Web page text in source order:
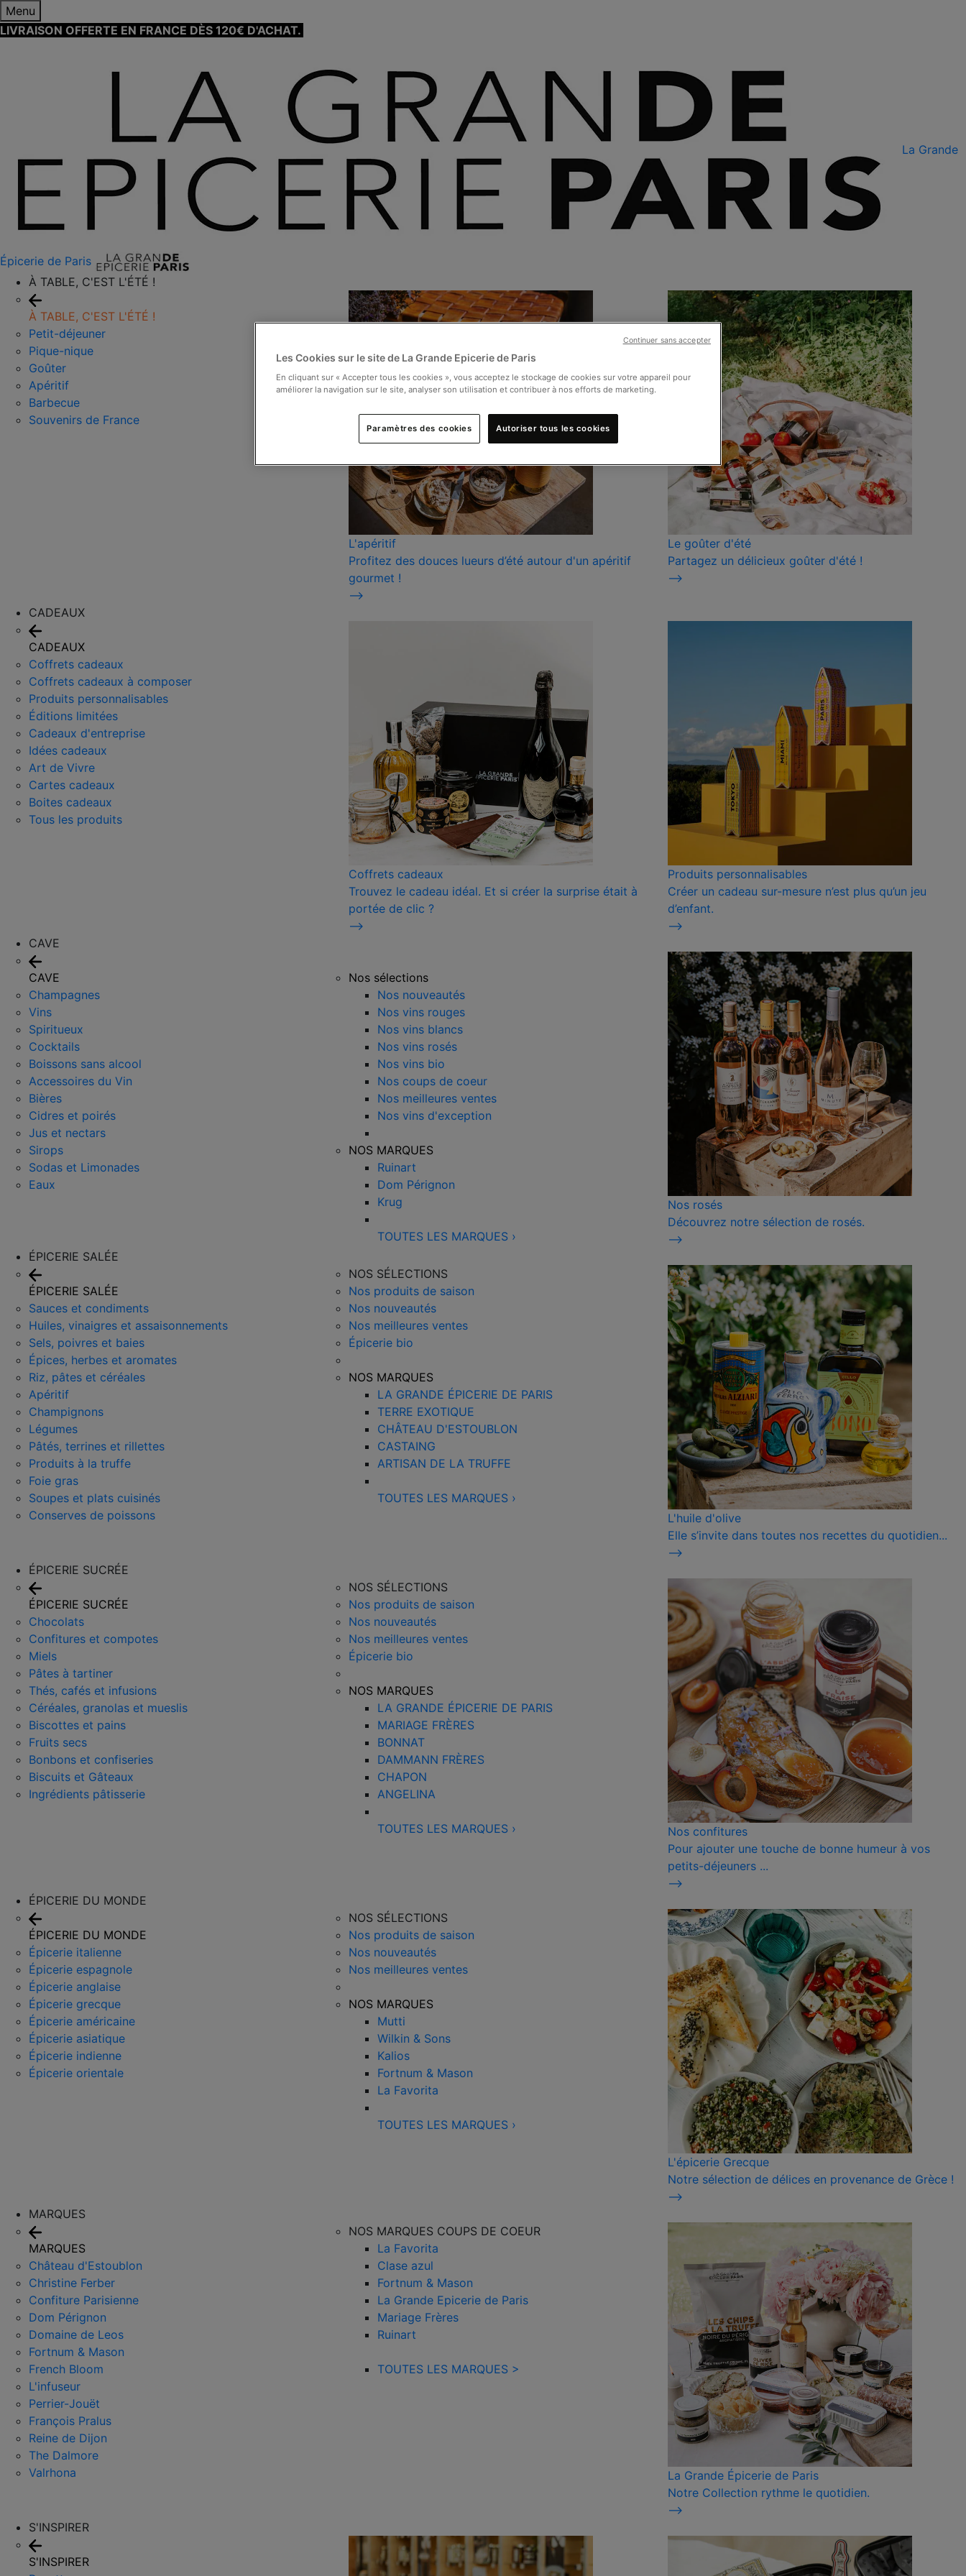
Menu
LIVRAISON OFFERTE EN FRANCE DÈS 120€ D'ACHAT.
La Grande
Épicerie de Paris
À TABLE, C'EST L'ÉTÉ !
À TABLE, C'EST L'ÉTÉ !
Petit-déjeuner
Pique-nique
Goûter
Apéritif
Barbecue
Souvenirs de France
L'apéritif
Profitez des douces lueurs d’été autour d'un apéritif
gourmet !
⟶
Le goûter d'été
Partagez un délicieux goûter d'été !
⟶
CADEAUX
CADEAUX
Coffrets cadeaux
Coffrets cadeaux à composer
Produits personnalisables
Éditions limitées
Cadeaux d'entreprise
Idées cadeaux
Art de Vivre
Cartes cadeaux
Boites cadeaux
Tous les produits
Coffrets cadeaux
Trouvez le cadeau idéal. Et si créer la surprise était à
portée de clic ?
⟶
Produits personnalisables
Créer un cadeau sur-mesure n’est plus qu’un jeu
d’enfant.
⟶
CAVE
CAVE
Champagnes
Vins
Spiritueux
Cocktails
Boissons sans alcool
Accessoires du Vin
Bières
Cidres et poirés
Jus et nectars
Sirops
Sodas et Limonades
Eaux
Nos sélections
Nos nouveautés
Nos vins rouges
Nos vins blancs
Nos vins rosés
Nos vins bio
Nos coups de coeur
Nos meilleures ventes
Nos vins d'exception
NOS MARQUES
Ruinart
Dom Pérignon
Krug
TOUTES LES MARQUES ›
Nos rosés
Découvrez notre sélection de rosés.
⟶
ÉPICERIE SALÉE
ÉPICERIE SALÉE
Sauces et condiments
Huiles, vinaigres et assaisonnements
Sels, poivres et baies
Épices, herbes et aromates
Riz, pâtes et céréales
Apéritif
Champignons
Légumes
Pâtés, terrines et rillettes
Produits à la truffe
Foie gras
Soupes et plats cuisinés
Conserves de poissons
NOS SÉLECTIONS
Nos produits de saison
Nos nouveautés
Nos meilleures ventes
Épicerie bio
NOS MARQUES
LA GRANDE ÉPICERIE DE PARIS
TERRE EXOTIQUE
CHÂTEAU D'ESTOUBLON
CASTAING
ARTISAN DE LA TRUFFE
TOUTES LES MARQUES ›
L'huile d'olive
Elle s’invite dans toutes nos recettes du quotidien...
⟶
ÉPICERIE SUCRÉE
ÉPICERIE SUCRÉE
Chocolats
Confitures et compotes
Miels
Pâtes à tartiner
Thés, cafés et infusions
Céréales, granolas et mueslis
Biscottes et pains
Fruits secs
Bonbons et confiseries
Biscuits et Gâteaux
Ingrédients pâtisserie
NOS SÉLECTIONS
Nos produits de saison
Nos nouveautés
Nos meilleures ventes
Épicerie bio
NOS MARQUES
LA GRANDE ÉPICERIE DE PARIS
MARIAGE FRÈRES
BONNAT
DAMMANN FRÈRES
CHAPON
ANGELINA
TOUTES LES MARQUES ›
Nos confitures
Pour ajouter une touche de bonne humeur à vos
petits-déjeuners ...
⟶
ÉPICERIE DU MONDE
ÉPICERIE DU MONDE
Épicerie italienne
Épicerie espagnole
Épicerie anglaise
Épicerie grecque
Épicerie américaine
Épicerie asiatique
Épicerie indienne
Épicerie orientale
NOS SÉLECTIONS
Nos produits de saison
Nos nouveautés
Nos meilleures ventes
NOS MARQUES
Mutti
Wilkin & Sons
Kalios
Fortnum & Mason
La Favorita
TOUTES LES MARQUES ›
L'épicerie Grecque
Notre sélection de délices en provenance de Grèce !
⟶
MARQUES
MARQUES
Château d'Estoublon
Christine Ferber
Confiture Parisienne
Dom Pérignon
Domaine de Leos
Fortnum & Mason
French Bloom
L'infuseur
Perrier-Jouët
François Pralus
Reine de Dijon
The Dalmore
Valrhona
NOS MARQUES COUPS DE COEUR
La Favorita
Clase azul
Fortnum & Mason
La Grande Epicerie de Paris
Mariage Frères
Ruinart
TOUTES LES MARQUES >
La Grande Épicerie de Paris
Notre Collection rythme le quotidien.
⟶
S'INSPIRER
S'INSPIRER
Les Cookies sur le site de La Grande Epicerie de Paris
En cliquant sur « Accepter tous les cookies », vous acceptez le stockage de cookies sur votre appareil pour
améliorer la navigation sur le site, analyser son utilisation et contribuer à nos efforts de marketing.
Paramètres des cookies Autoriser tous les cookies
Continuer sans accepter